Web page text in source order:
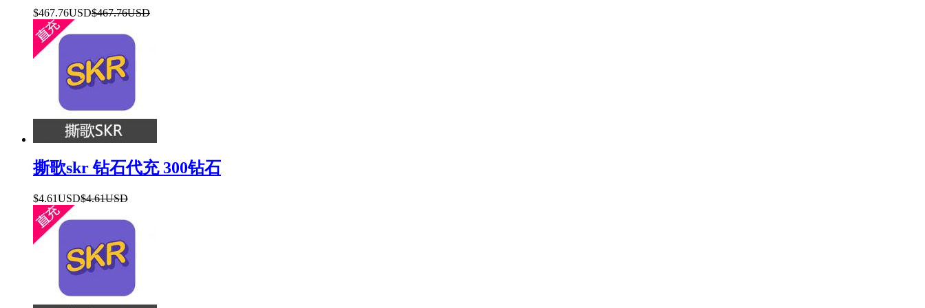
$467.76USD$467.76USD
撕歌skr 钻石代充 300钻石
$4.61USD$4.61USD